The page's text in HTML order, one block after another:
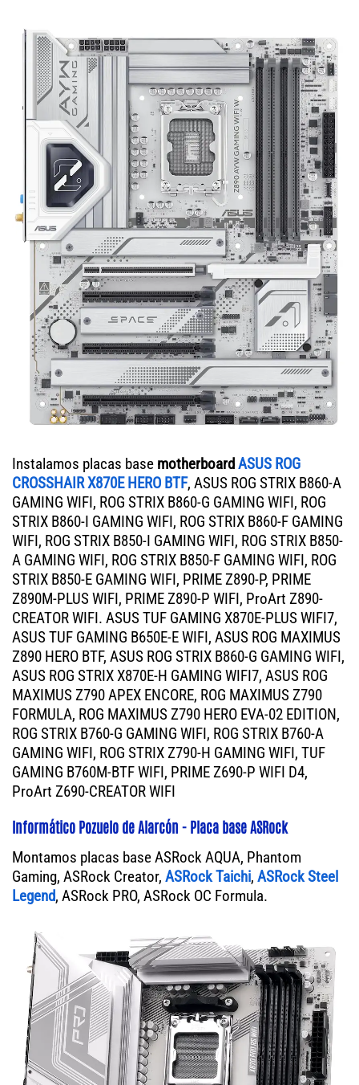
Instalamos placas base motherboardASUS ROG
CROSSHAIR X870E HERO BTF, ASUS ROG STRIX B860-A
GAMING WIFI, ROG STRIX B860-G GAMING WIFI, ROG
STRIX B860-I GAMING WIFI, ROG STRIX B860-F GAMING
WIFI, ROG STRIX B850-I GAMING WIFI, ROG STRIX B850-
A GAMING WIFI, ROG STRIX B850-F GAMING WIFI, ROG
STRIX B850-E GAMING WIFI, PRIME Z890-P, PRIME
Z890M-PLUS WIFI, PRIME Z890-P WIFI, ProArt Z890-
CREATOR WIFI. ASUS TUF GAMING X870E-PLUS WIFI7,
ASUS TUF GAMING B650E-E WIFI, ASUS ROG MAXIMUS
Z890 HERO BTF, ASUS ROG STRIX B860-G GAMING WIFI,
ASUS ROG STRIX X870E-H GAMING WIFI7, ASUS ROG
MAXIMUS Z790 APEX ENCORE, ROG MAXIMUS Z790
FORMULA, ROG MAXIMUS Z790 HERO EVA-02 EDITION,
ROG STRIX B760-G GAMING WIFI, ROG STRIX B760-A
GAMING WIFI, ROG STRIX Z790-H GAMING WIFI, TUF
GAMING B760M-BTF WIFI, PRIME Z690-P WIFI D4,
ProArt Z690-CREATOR WIFI
Informático Pozuelo de Alarcón - Placa base ASRock
Montamos placas base ASRock AQUA, Phantom
Gaming, ASRock Creator, ASRock Taichi, ASRock Steel
Legend, ASRock PRO, ASRock OC Formula.